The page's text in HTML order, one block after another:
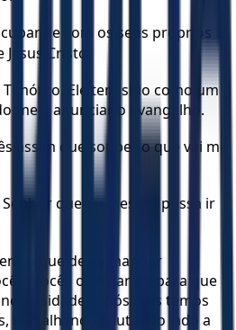
se com os seus próprios
Cristo.
Ele tem sido como um
me a anunciar o evangelho.
assim que souber o que vai me
que eu mesmo possa ir
que devia mandar
Vocês o enviaram para que
e nós dois temos
trabalhando e lutando lado a